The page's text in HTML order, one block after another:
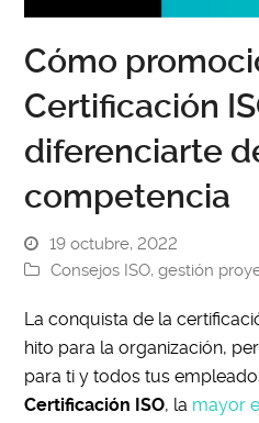
Cómo
Certificación
diferenciarte
competencia
19 octubre, 2022
Consejos ISO,gestión
La conquista de la
hito para la organización,
para ti y todos tus
Certificación ISO, la mayor